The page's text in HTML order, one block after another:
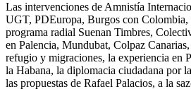
Las intervenciones de Amnistía
UGT, PDEuropa, Burgos con Colombia,
programa radial Suenan Timbres,
en Palencia, Mundubat, Colpaz
refugio y migraciones, la experiencia en
la Habana, la diplomacia ciudadana por
las propuestas de Rafael Palacios, a la